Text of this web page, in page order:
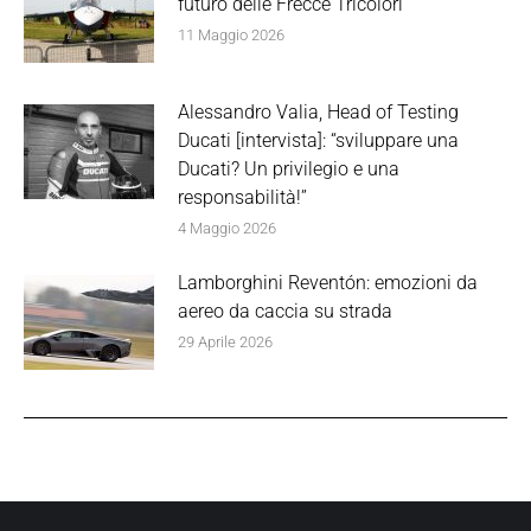
11 Maggio 2026
Alessandro Valia, Head of Testing
Ducati [intervista]: “sviluppare una
Ducati? Un privilegio e una
responsabilità!”
4 Maggio 2026
Lamborghini Reventón: emozioni da
aereo da caccia su strada
29 Aprile 2026